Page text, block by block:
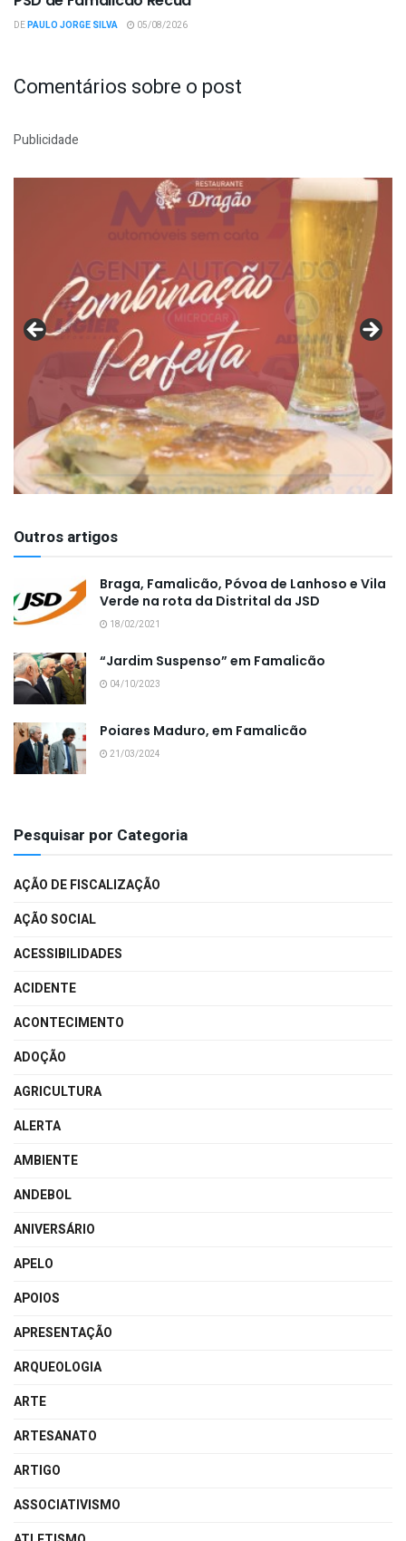
DEPAULO JORGE SILVA 05/08/2026
Comentários sobre o post
Publicidade
Outros artigos
Braga, Famalicão, Póvoa de Lanhoso e Vila
Verde na rota da Distrital da JSD
18/02/2021
“Jardim Suspenso” em Famalicão
04/10/2023
Poiares Maduro, em Famalicão
21/03/2024
Pesquisar por Categoria
AÇÃO DE FISCALIZAÇÃO
AÇÃO SOCIAL
ACESSIBILIDADES
ACIDENTE
ACONTECIMENTO
ADOÇÃO
AGRICULTURA
ALERTA
AMBIENTE
ANDEBOL
ANIVERSÁRIO
APELO
APOIOS
APRESENTAÇÃO
ARQUEOLOGIA
ARTE
ARTESANATO
ARTIGO
ASSOCIATIVISMO